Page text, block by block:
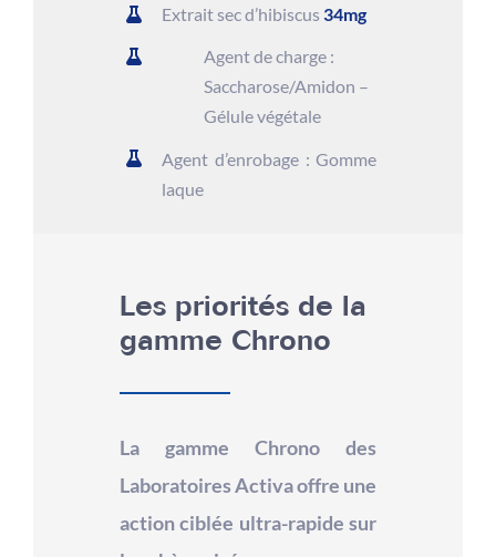
Extrait sec d’hibiscus 34mg
Agent de charge :
Saccharose/Amidon –
Gélule végétale
Agent d’enrobage : Gomme
laque
Les priorités de la
gamme Chrono
La gamme Chrono des
Laboratoires Activa offre une
action ciblée ultra-rapide sur